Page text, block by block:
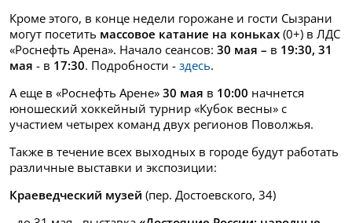
Кроме этого, в конце недели горожане и гости Сызрани
могут посетить массовое катание на коньках (0+) в ЛДС
«Роснефть Арена». Начало сеансов: 30 мая – в 19:30, 31
мая - в 17:30. Подробности - здесь.
А еще в «Роснефть Арене» 30 мая в 10:00 начнется
юношеский хоккейный турнир «Кубок весны» с
участием четырех команд двух регионов Поволжья.
Также в течение всех выходных в городе будут работать
различные выставки и экспозиции:
Краеведческий музей (пер. Достоевского, 34)